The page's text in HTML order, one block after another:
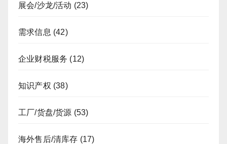
展会/沙龙/活动 (23)
需求信息 (42)
企业财税服务 (12)
知识产权 (38)
工厂/货盘/货源 (53)
海外售后/清库存 (17)